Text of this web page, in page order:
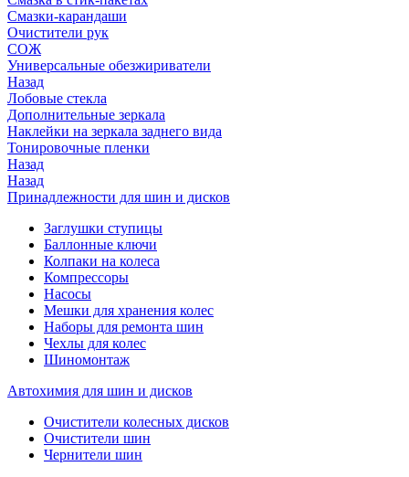
Смазки-карандаши
Очистители рук
СОЖ
Универсальные обезжириватели
Назад
Лобовые стекла
Дополнительные зеркала
Наклейки на зеркала заднего вида
Тонировочные пленки
Назад
Назад
Принадлежности для шин и дисков
Заглушки ступицы
Баллонные ключи
Колпаки на колеса
Компрессоры
Насосы
Мешки для хранения колес
Наборы для ремонта шин
Чехлы для колес
Шиномонтаж
Автохимия для шин и дисков
Очистители колесных дисков
Очистители шин
Чернители шин